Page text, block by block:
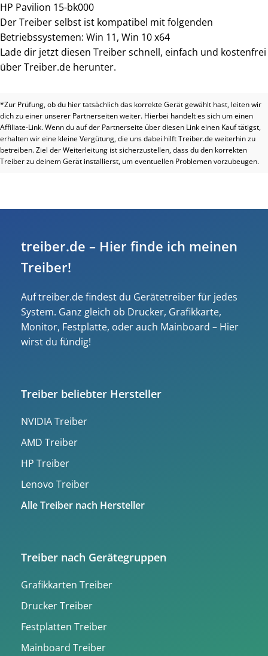
HP Pavilion 15-bk000
Der Treiber selbst ist kompatibel mit folgenden
Betriebssystemen: Win 11, Win 10 x64
Lade dir jetzt diesen Treiber schnell, einfach und kostenfrei
über Treiber.de herunter.
*Zur Prüfung, ob du hier tatsächlich das korrekte Gerät gewählt hast, leiten wir
dich zu einer unserer Partnerseiten weiter. Hierbei handelt es sich um einen
Affiliate-Link. Wenn du auf der Partnerseite über diesen Link einen Kauf tätigst,
erhalten wir eine kleine Vergütung, die uns dabei hilft Treiber.de weiterhin zu
betreiben. Ziel der Weiterleitung ist sicherzustellen, dass du den korrekten
Treiber zu deinem Gerät installierst, um eventuellen Problemen vorzubeugen.
treiber.de – Hier finde ich meinen
Treiber!
Auf treiber.de findest du Gerätetreiber für jedes
System. Ganz gleich ob Drucker, Grafikkarte,
Monitor, Festplatte, oder auch Mainboard – Hier
wirst du fündig!
Treiber beliebter Hersteller
NVIDIA Treiber
AMD Treiber
HP Treiber
Lenovo Treiber
Alle Treiber nach Hersteller
Treiber nach Gerätegruppen
Grafikkarten Treiber
Drucker Treiber
Festplatten Treiber
Mainboard Treiber